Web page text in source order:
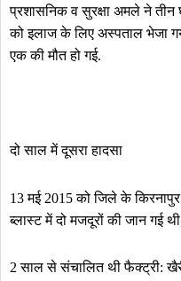
प्रशासनिक व सुरक्षा अमले ने
को इलाज के लिए अस्पताल भेजा
एक की मौत हो गई.
दो साल में दूसरा हादसा
13 मई 2015 को जिले के
ब्लास्ट में दो मजदूरों की जान गई
2 साल से संचालित थी फैक्ट्री: